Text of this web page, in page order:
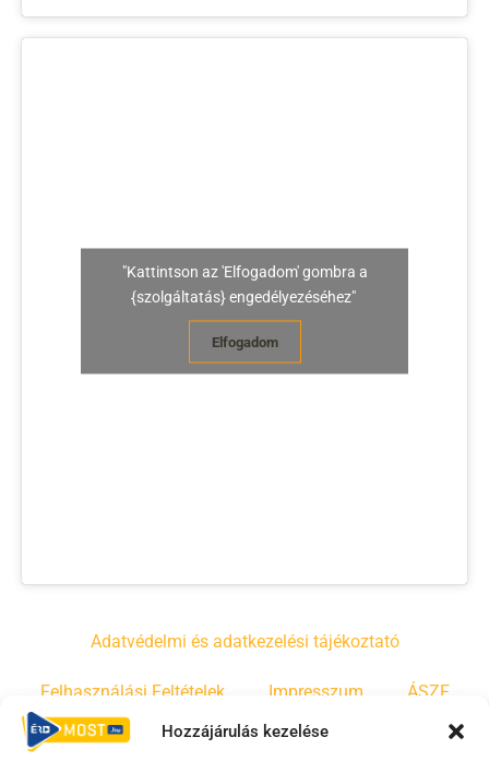
Hozzájárulás kezelése
"Kattintson az 'Elfogadom' gombra a
{szolgáltatás} engedélyezéséhez"
Elfogadom
Adatvédelmi és adatkezelési tájékoztató
Felhasználási Feltételek Impresszum ÁSZF
Irányelvek Moderálási szabályzat